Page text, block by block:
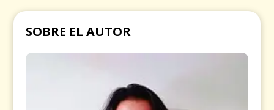
SOBRE EL AUTOR